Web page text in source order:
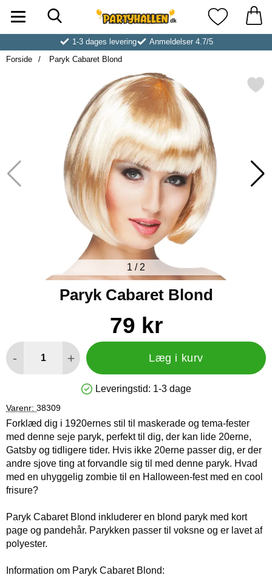
Startside for Partyhallen AB Mine
1-3 dages levering
Anmeldelser 4.7/5
Forside
Paryk Cabaret Blond
Markér paryk Cabaret
1 / 2
Paryk Cabaret Blond
Køb dette produkt Paryk Cabaret Blond
pris
79 kr
- + Læg i kurv
Produkttilgængelighed: På lager
Leveringstid: 1-3 dage
Varenr: 38309
Forklæd dig i 1920ernes stil til maskerade og tema-fester
med denne seje paryk, perfekt til dig, der kan lide 20erne,
Gatsby og tidligere tider. Hvis ikke 20erne passer dig, er der
andre sjove ting at forvandle sig til med denne paryk. Hvad
med en uhyggelig zombie til en Halloween-fest med en cool
frisure?
Paryk Cabaret Blond inkluderer en blond paryk med kort
page og pandehår. Parykken passer til voksne og er lavet af
polyester.
Information om Paryk Cabaret Blond: